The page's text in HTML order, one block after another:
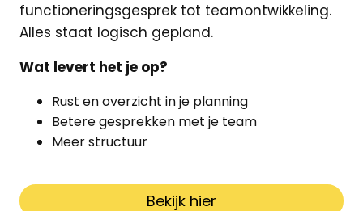
functioneringsgesprek tot teamontwikkeling.
Alles staat logisch gepland.
Wat levert het je op?
Rust en overzicht in je planning
Betere gesprekken met je team
Meer structuur
Bekijk hier